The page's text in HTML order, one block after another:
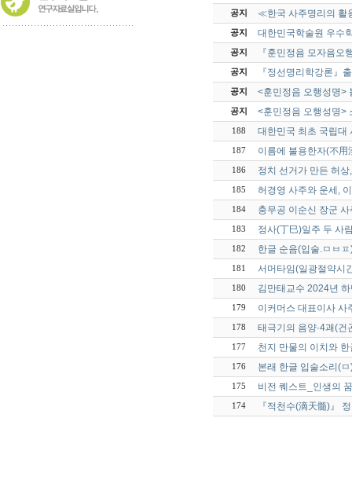
공지 ≪한국 사주명리의 활
공지 대한민국학술원 우수
공지 『훈민정음 모자음오
공지 『정선명리학강론』
공지 <훈민정음 오행성명>
공지 <훈민정음 오행성명>
188 대한민국 최초 국립대
187 이름에 불용한자(不
186 정치 선거가 만든 허상
185 허경영 사주와 운세,
184 충무공 이순신 장군
183 정사(丁巳)일주 두 사
182 한글 순음(입술.ㅁㅂ
181 서머타임(일광절약시
180 김만태교수 2024년
179 이커머스 대표이사 사
178 태극기의 음양·4괘(건
177 천지 만물의 이치와
176 본래 한글 입술소리(
175 비전 퀘스트_인생의
174 『적천수(滴天髓)』